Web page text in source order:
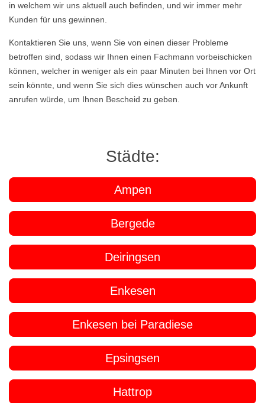
in welchem wir uns aktuell auch befinden, und wir immer mehr
Kunden für uns gewinnen.
Kontaktieren Sie uns, wenn Sie von einen dieser Probleme
betroffen sind, sodass wir Ihnen einen Fachmann vorbeischicken
können, welcher in weniger als ein paar Minuten bei Ihnen vor Ort
sein könnte, und wenn Sie sich dies wünschen auch vor Ankunft
anrufen würde, um Ihnen Bescheid zu geben.
Städte:
Ampen
Bergede
Deiringsen
Enkesen
Enkesen bei Paradiese
Epsingsen
Hattrop